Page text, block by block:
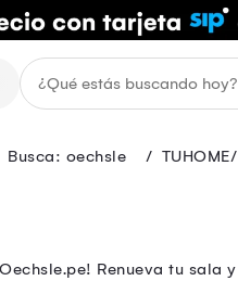
Busca: oechsle TUHOME
Renueva tu